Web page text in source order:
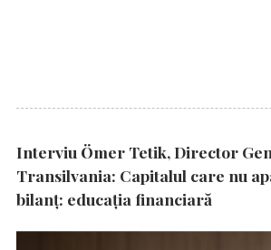
Interviu Ömer Tetik, Director
Transilvania: Capitalul care nu
bilanț: educația financiară